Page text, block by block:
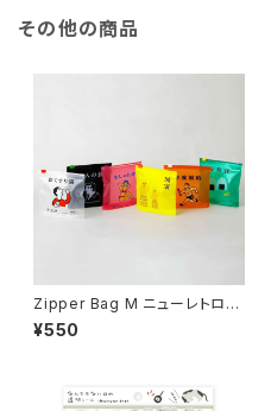
その他の商品
Zipper Bag M ニューレトロ
ジッパーバッグ M （6枚入り）
¥550